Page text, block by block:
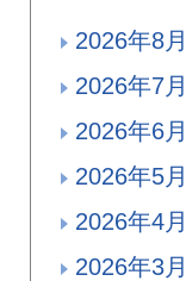
2026年8月
2026年7月
2026年6月
2026年5月
2026年4月
2026年3月